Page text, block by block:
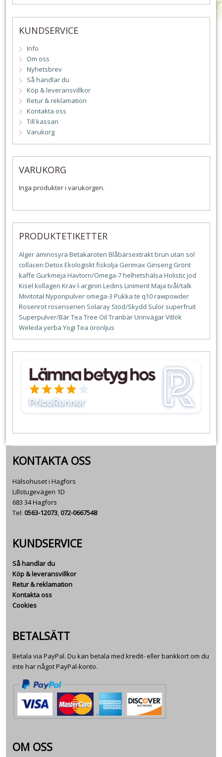
KUNDSERVICE
Info
Om oss
Nyhetsbrev
Så handlar du
Köp & leveransvillkor
Retur & reklamation
Kontakta oss
Till kassan
Varukorg
VARUKORG
Inga produkter i varukorgen.
PRODUKTETIKETTER
Alger aminosyra Betakaroten Blåbärsextraktbrun utan sol
collacen DetoxEkologisktfiskolja Gerimax Ginseng Grönt
kaffe Gurkmeja Havtorn/Omega-7helhetshälsa Holisticjod
Kisel kollagen Kravl-arginin Ledins LinimentMaja tvål/talk
Mivitotal Nyponpulver omega-3 Pukka te q10rawpowder
Rosenrotrosenserien Solaray Stöd/Skydd Sulor superfruit
Superpulver/BärTea Tree Oil TranbärUrinvägarVitlök
Weleda yerba Yogi Tea öronljus
KONTAKTA OSS
Hälsohuset i Hagfors
Lillstugevägen 1D
683 34 Hagfors
Tel: 0563-12073,072-0667548
KUNDSERVICE
Så handlar du
Köp & leveransvillkor
Retur & reklamation
Kontakta oss
Cookies
BETALSÄTT
Betala via PayPal. Du kan betala med kredit- eller bankkort om du
inte har något PayPal-konto.
OM OSS